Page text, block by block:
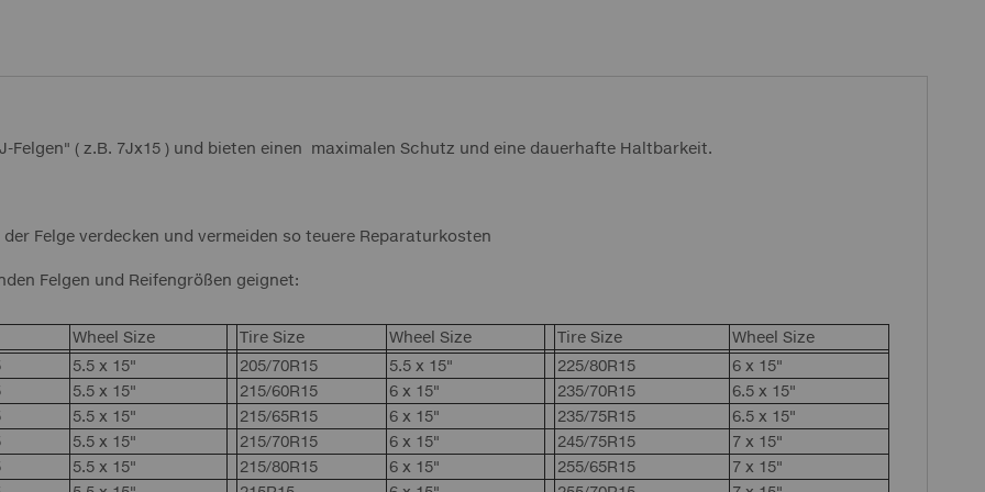
Felgen" ( z.B. 7Jx15 ) und bieten einen maximalen Schutz und eine dauerhafte Haltbarkeit.
Felge verdecken und vermeiden so teuere Reparaturkosten
Felgen und Reifengrößen geignet:
Wheel Size Tire Size Wheel Size Tire Size
Wheel Size
5.5 x 15" 205/70R15 5.5 x 15" 225/80R15
6 x 15"
5.5 x 15" 215/60R15 6 x 15" 235/70R15
6.5 x 15"
5.5 x 15" 215/65R15 6 x 15" 235/75R15
6.5 x 15"
5.5 x 15" 215/70R15 6 x 15" 245/75R15
7 x 15"
5.5 x 15" 215/80R15 6 x 15" 255/65R15
7 x 15"